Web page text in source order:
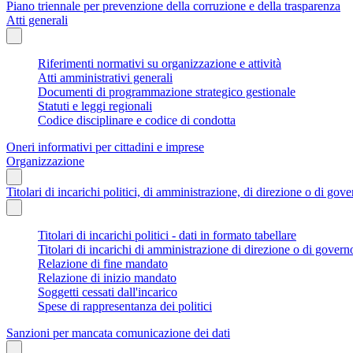
Piano triennale per prevenzione della corruzione e della trasparenza
Atti generali
Riferimenti normativi su organizzazione e attività
Atti amministrativi generali
Documenti di programmazione strategico gestionale
Statuti e leggi regionali
Codice disciplinare e codice di condotta
Oneri informativi per cittadini e imprese
Organizzazione
Titolari di incarichi politici, di amministrazione, di direzione o di
Titolari di incarichi politici - dati in formato tabellare
Titolari di incarichi di amministrazione di direzione o di
Relazione di fine mandato
Relazione di inizio mandato
Soggetti cessati dall'incarico
Spese di rappresentanza dei politici
Sanzioni per mancata comunicazione dei dati